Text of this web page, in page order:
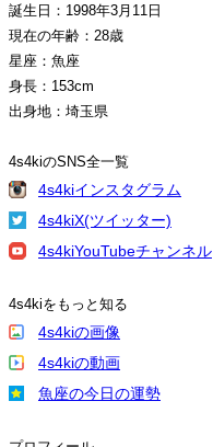
誕生日：1998年3月11日
現在の年齢：28歳
星座：魚座
身長：153cm
出身地：埼玉県
4s4kiのSNS全一覧
4s4kiインスタグラム
4s4kiX(ツイッター)
4s4kiYouTubeチャンネル
4s4kiをもっと知る
4s4kiの画像
4s4kiの動画
魚座の今日の運勢